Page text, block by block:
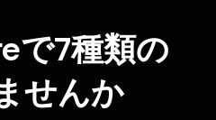
で7種類の​
せんか